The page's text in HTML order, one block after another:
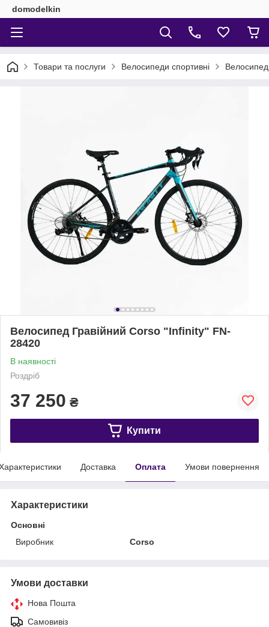
domodelkin
Товари та послуги Велосипеди спортивні
Велосипед Гравійний Corso "Infinity" FN-
28420
В наявності
Роздріб
37 250 ₴
Купити
Доставка Оплата Умови повернення
Характеристики
Основні
Виробник
Corso
Умови доставки
Нова Пошта
Самовивіз